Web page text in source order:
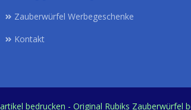
Zauberwürfel Werbegeschenke
Kontakt
bedrucken - Original Rubiks Zauberwürfel